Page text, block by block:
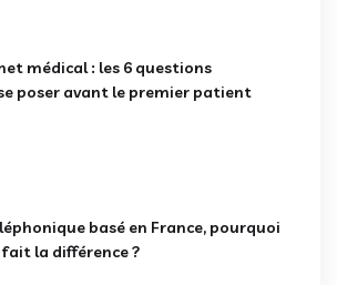
médical : les 6 questions
poser avant le premier patient
basé en France, pourquoi
la différence ?